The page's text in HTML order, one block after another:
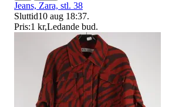
Jeans, Zara, stl. 38
Sluttid10 aug 18:37.
Pris:1 kr,Ledande bud.